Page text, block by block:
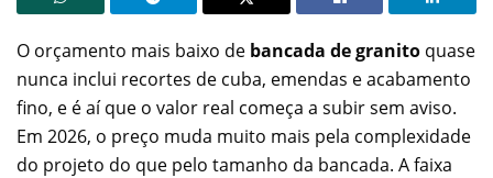
O orçamento mais baixo de bancada de granito quase
nunca inclui recortes de cuba, emendas e acabamento
fino, e é aí que o valor real começa a subir sem aviso.
Em 2026, o preço muda muito mais pela complexidade
do projeto do que pelo tamanho da bancada. A faixa